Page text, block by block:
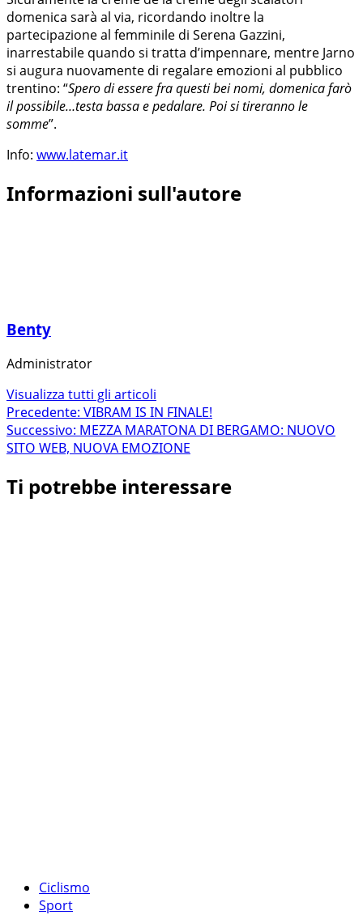
domenica sarà al via, ricordando inoltre la
partecipazione al femminile di Serena Gazzini,
inarrestabile quando si tratta d’impennare, mentre Jarno
si augura nuovamente di regalare emozioni al pubblico
trentino: “Spero di essere fra questi bei nomi, domenica farò
il possibile…testa bassa e pedalare. Poi si tireranno le
somme”.
Info: www.latemar.it
Informazioni sull'autore
Benty
Administrator
Visualizza tutti gli articoli
Navigazione
articolo
Precedente: VIBRAM IS IN FINALE!
Successivo: MEZZA MARATONA DI BERGAMO: NUOVO
SITO WEB, NUOVA EMOZIONE
Ti potrebbe interessare
Ciclismo
Sport